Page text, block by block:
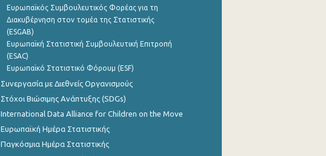
Ευρωπαϊκός Συμβουλευτικός Φορέας για τη
Διακυβέρνηση στον τομέα της Στατιστικής
(ESGAB)
Ευρωπαϊκή Στατιστική Συμβουλευτική Επιτροπή
(ESAC)
Ευρωπαϊκό Στατιστικό Φόρουμ (ESF)
Συνεργασία με Διεθνείς Οργανισμούς
Στόχοι Βιώσιμης Ανάπτυξης (SDGs)
International Data Alliance for Children on the Move
Ευρωπαϊκή Ημέρα Στατιστικής
Παγκόσμια Ημέρα Στατιστικής